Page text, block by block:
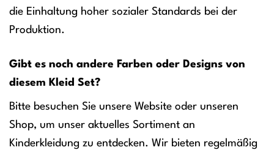
die Einhaltung hoher sozialer Standards bei der
Produktion.
Gibt es noch andere Farben oder Designs von
diesem Kleid Set?
Bitte besuchen Sie unsere Website oder unseren
Shop, um unser aktuelles Sortiment an
Kinderkleidung zu entdecken. Wir bieten regelmäßig